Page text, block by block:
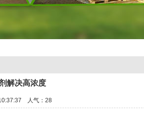
解决高浓度
人气： 28